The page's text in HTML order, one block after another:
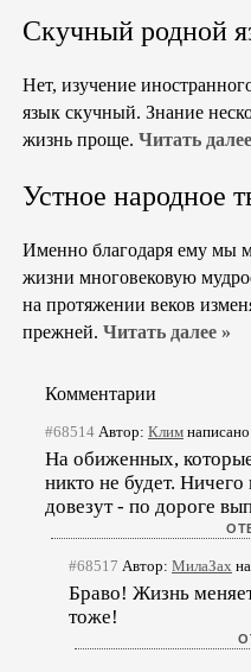
Скучный родной
Нет, изучение
язык скучный. Знание
жизнь проще. Читать
Устное народное
Именно благодаря ему мы
жизни многовековую
на протяжении веков
прежней. Читать далее »
Комментарии
#68514 Автор: Клим
На обиженных,
никто не будет. Ничего
довезут - по дороге
#68517 Автор: МилаЗах
Браво! Жизнь
тоже!